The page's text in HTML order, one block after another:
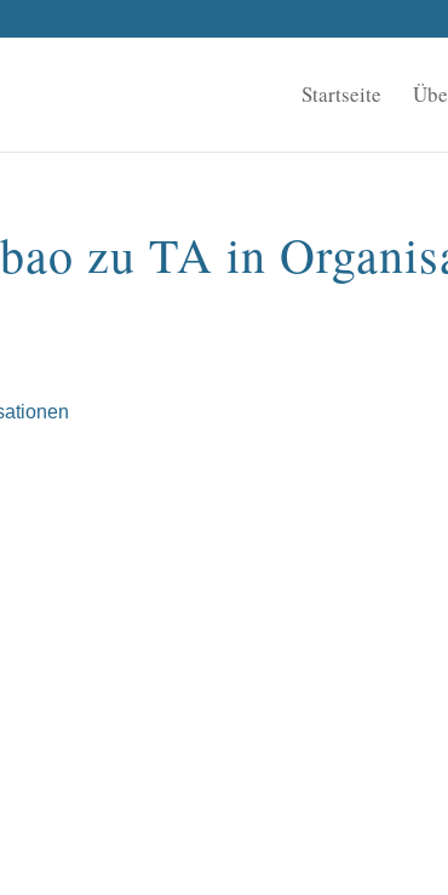
Startseite
zu TA in